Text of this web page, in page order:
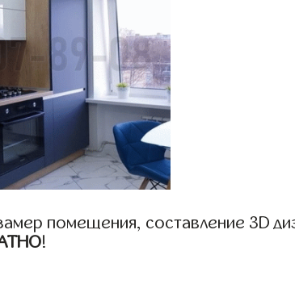
помещения, составление 3D
!